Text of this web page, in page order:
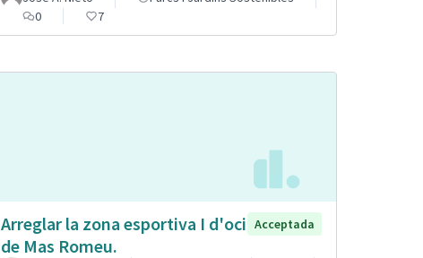
0
7
Arreglar la zona esportiva I d'oci
de Mas Romeu.
Acceptada